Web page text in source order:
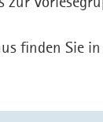
finden Sie